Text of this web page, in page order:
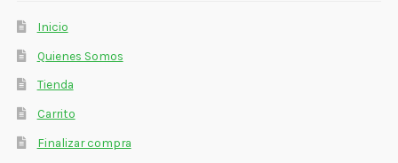
Inicio
Quienes Somos
Tienda
Carrito
Finalizar compra